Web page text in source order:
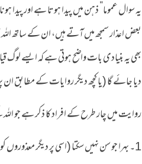
یہ سوال عموما” ذہن میں پیدا ہوتا ہے اور
بعض اعذار سمجھ میں آتے ہیں، ان کے ساتھ
بھی یہ بنیادی بات واضح ہوتی ہے کہ ایسے
دیا جائے گا (یا کچھ دیگر روایات کے مطابق
روایت میں چار طرح کے افراد کا ذکر ہے جو
1۔ بہرا جو سن نہیں سکتا (اسی پر دیگر معذوروں کو بھی قیاس کیا جا سکتا ہے جن کے ظاہری حواس کا نقص بلوغ دعوت میں مانع ہو)۔